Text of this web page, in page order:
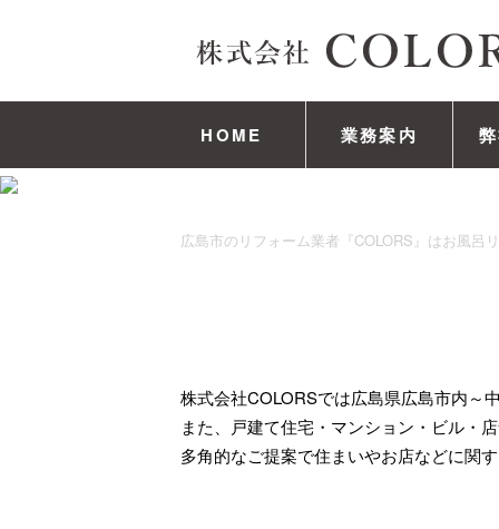
HOME 業務案内
広島市のリフォーム業者『COLORS』はお風呂
株式会社COLORSでは広島県広島市内～
また、戸建て住宅・マンション・ビル・
多角的なご提案で住まいやお店などに関